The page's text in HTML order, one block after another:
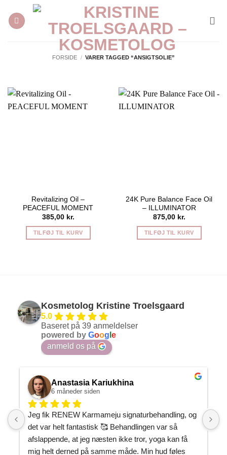
indhold
FORSIDE / VARER TAGGED “ANSIGTSOLIE”
Revitalizing Oil –
PEACEFUL MOMENT
385,00 kr.
TILFØJ TIL KURV
24K Pure Balance Face Oil
– ILLUMINATOR
875,00 kr.
TILFØJ TIL KURV
Kosmetolog Kristine Troelsgaard
5.0
Baseret på 39 anmeldelser
powered by Goog e
anmeld os på
Anastasia Kariukhina
6 måneder siden
Jeg fik RENEW Karmameju signaturbehandling, og
det var helt fantastisk 🥰 Behandlingen var så
afslappende, at jeg næsten ikke tror, yoga kan få
mig helt derned på samme måde. Min hud føles